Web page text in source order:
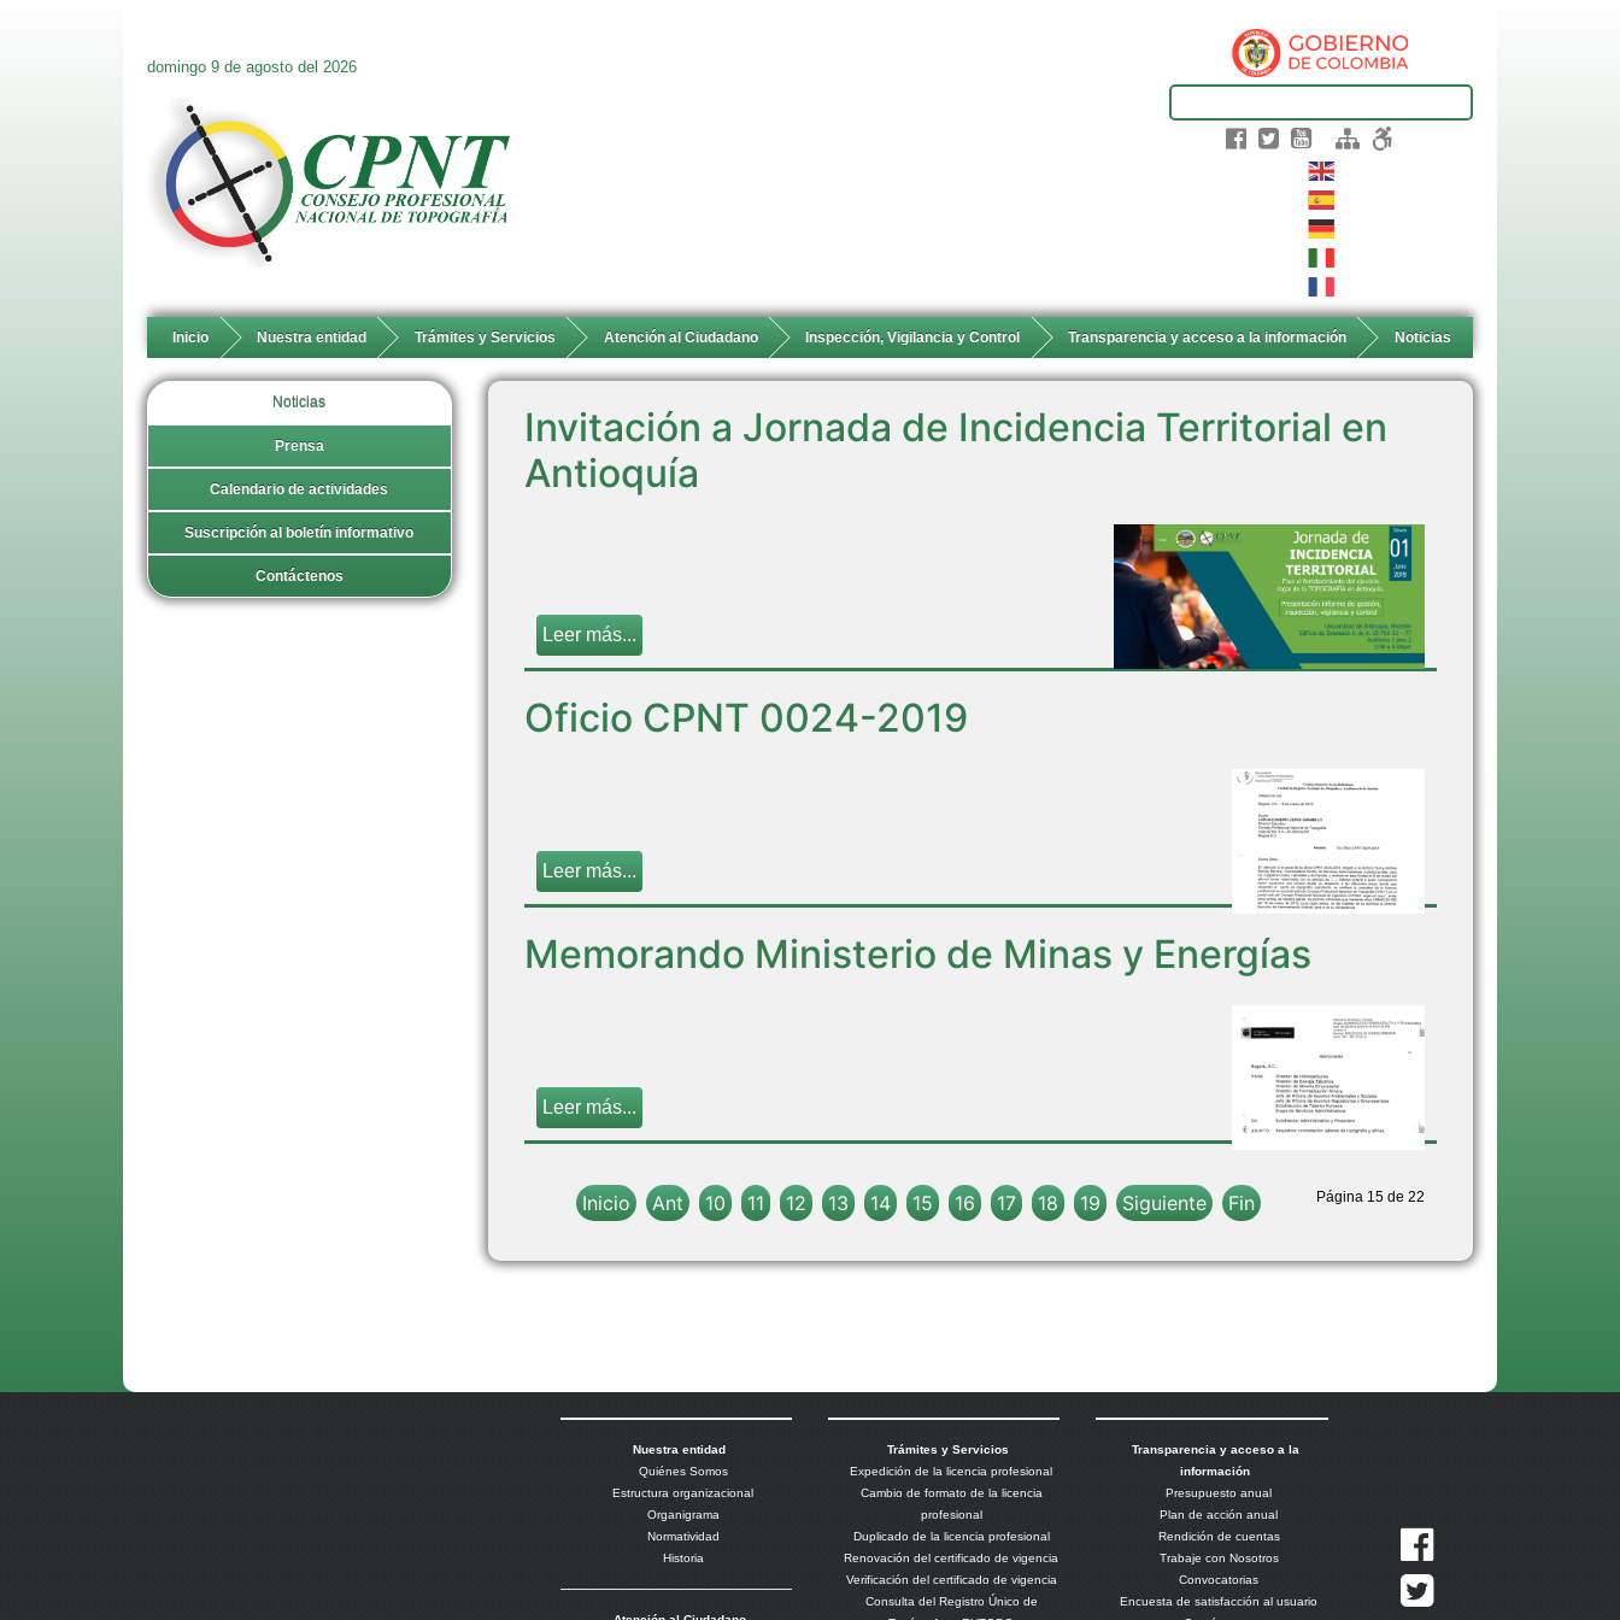
domingo 9 de agosto del 2026
Inicio Nuestra entidad Trámites y Servicios Atención al Ciudadano Inspección, Vigilancia y Control Transparencia y acceso a la información Noticias
Noticias
Prensa
Calendario de actividades
Suscripción al boletín informativo
Contáctenos
Invitación a Jornada de Incidencia Territorial en
Antioquía
Leer más...
Oficio CPNT 0024-2019
Leer más...
Memorando Ministerio de Minas y Energías
Leer más...
Página 15 de 22
Inicio Ant 10 11 12 13 14 15 16 17 18 19 Siguiente Fin
Nuestra entidad
Quiénes Somos
Estructura organizacional
Organigrama
Normatividad
Historia
Trámites y Servicios
Expedición de la licencia profesional
Cambio de formato de la licencia
profesional
Duplicado de la licencia profesional
Renovación del certificado de vigencia
Verificación del certificado de vigencia
Consulta del Registro Único de
Transparencia y acceso a la
información
Presupuesto anual
Plan de acción anual
Rendición de cuentas
Trabaje con Nosotros
Convocatorias
Encuesta de satisfacción al usuario